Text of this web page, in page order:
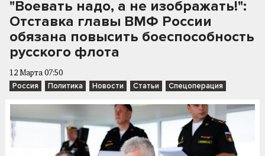
"Воевать надо, а не изображать!":
Отставка главы ВМФ России
обязана повысить боеспособность
русского флота
12 Марта 07:50
Россия Политика Новости Статьи Спецоперация